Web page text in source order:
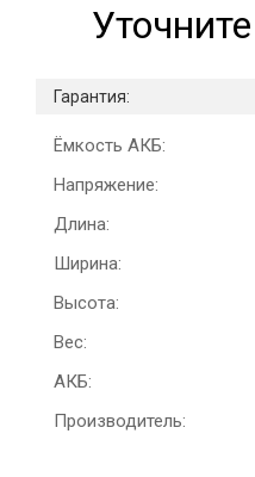
Гарантия:
Ёмкость АКБ:
Напряжение:
Длина:
Ширина:
Высота:
Вес:
АКБ:
Производитель: